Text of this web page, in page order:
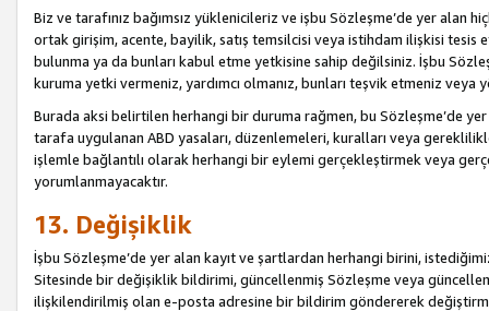
Biz ve tarafınız bağımsız yüklenicileriz ve işbu Sözleşme’de yer alan
ortak girişim, acente, bayilik, satış temsilcisi veya istihdam ilişkisi
bulunma ya da bunları kabul etme yetkisine sahip değilsiniz. İşbu
kuruma yetki vermeniz, yardımcı olmanız, bunları teşvik etmeniz
Burada aksi belirtilen herhangi bir duruma rağmen, bu Sözleşme’de
tarafa uygulanan ABD yasaları, düzenlemeleri, kuralları veya
işlemle bağlantılı olarak herhangi bir eylemi gerçekleştirmek veya
yorumlanmayacaktır.
13. Değişiklik
İşbu Sözleşme’de yer alan kayıt ve şartlardan herhangi birini,
Sitesinde bir değişiklik bildirimi, güncellenmiş Sözleşme veya
ilişkilendirilmiş olan e-posta adresine bir bildirim göndererek